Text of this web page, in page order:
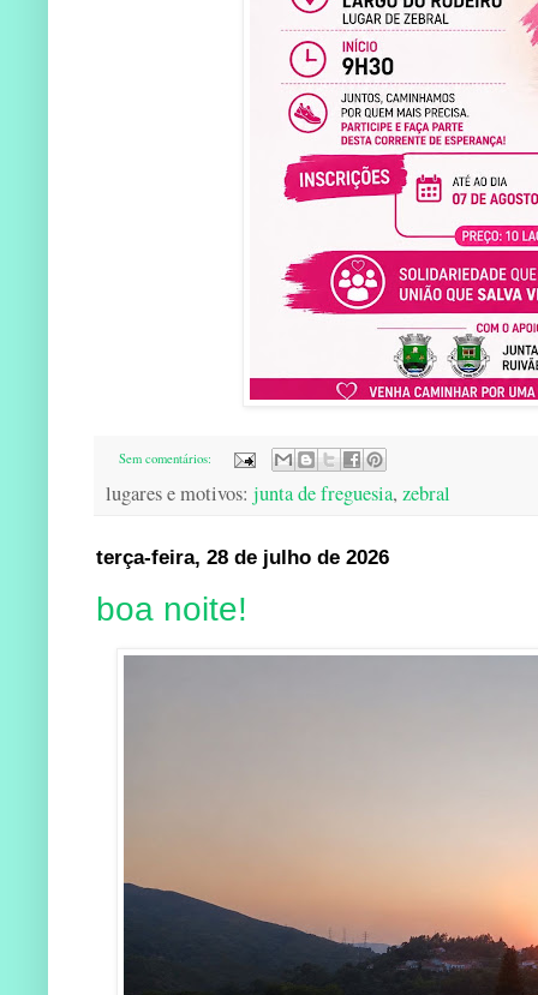
Sem comentários:
lugares e motivos: junta de freguesia, zebral
terça-feira, 28 de julho de 2026
boa noite!